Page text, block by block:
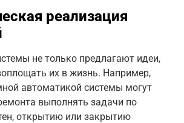
реализация
не только предлагают идеи,
их в жизнь. Например,
автоматикой системы могут
выполнять задачи по
открытию или закрытию